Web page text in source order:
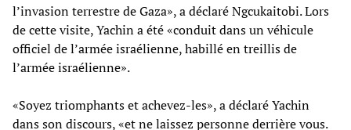
l’invasion terrestre de Gaza», a déclaré Ngcukaitobi. Lors
de cette visite, Yachin a été «conduit dans un véhicule
officiel de l’armée israélienne, habillé en treillis de
l’armée israélienne».
«Soyez triomphants et achevez-les», a déclaré Yachin
dans son discours, «et ne laissez personne derrière vous.